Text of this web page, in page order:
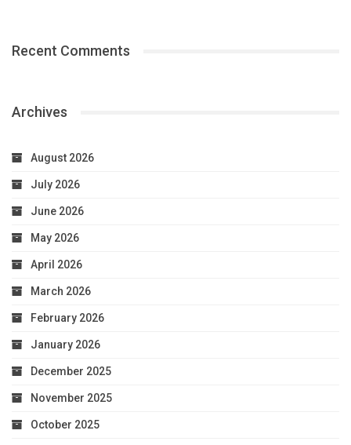
Recent Comments
Archives
August 2026
July 2026
June 2026
May 2026
April 2026
March 2026
February 2026
January 2026
December 2025
November 2025
October 2025